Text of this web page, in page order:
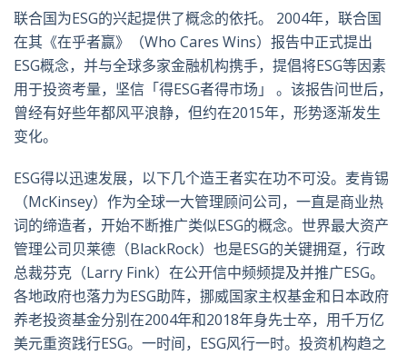
联合国为ESG的兴起提供了概念的依托。 2004年，联合国
在其《在乎者赢》（Who Cares Wins）报告中正式提出
ESG概念，并与全球多家金融机构携手，提倡将ESG等因素
用于投资考量，坚信「得ESG者得市场」 。该报告问世后，
曾经有好些年都风平浪静，但约在2015年，形势逐渐发生
变化。
ESG得以迅速发展，以下几个造王者实在功不可没。麦肯锡
（McKinsey）作为全球一大管理顾问公司，一直是商业热
词的缔造者，开始不断推广类似ESG的概念。世界最大资产
管理公司贝莱德（BlackRock）也是ESG的关键拥趸，行政
总裁芬克（Larry Fink）在公开信中频频提及并推广ESG。
各地政府也落力为ESG助阵，挪威国家主权基金和日本政府
养老投资基金分别在2004年和2018年身先士卒，用千万亿
美元重资践行ESG。一时间，ESG风行一时。投资机构趋之